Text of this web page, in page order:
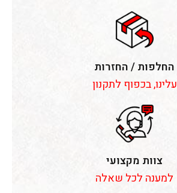
החלפות / החזרות
עלינו, בכפוף לתקנון
צוות מקצועי
למענה לכל שאלה